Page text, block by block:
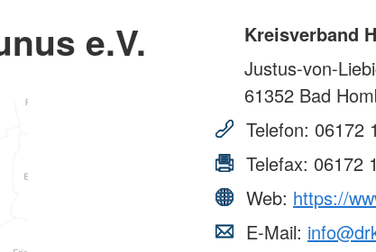
e.V.
Kreisverband
Justus-von-
61352 Bad
Telefon: 06172
Telefax: 06172
Web: https://
E-Mail: